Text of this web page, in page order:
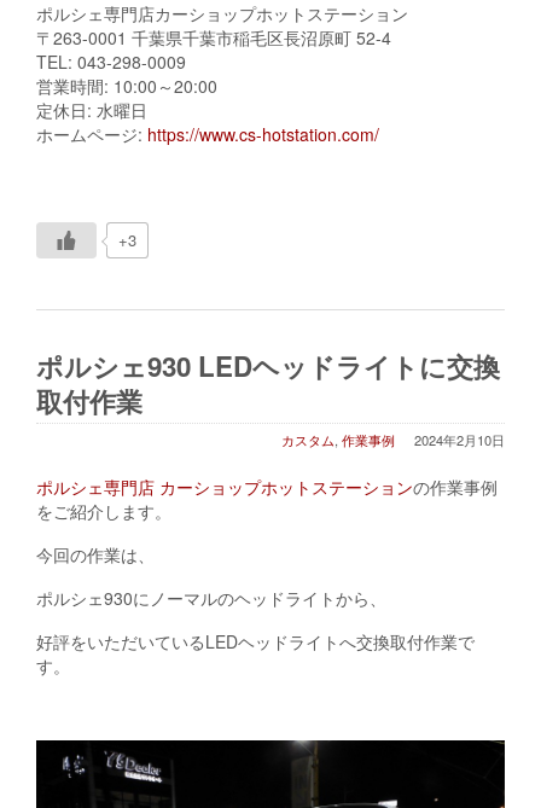
ポルシェ専門店カーショップホットステーション
〒263-0001 千葉県千葉市稲毛区長沼原町 52-4
TEL: 043-298-0009
営業時間: 10:00～20:00
定休日: 水曜日
ホームページ: https://www.cs-hotstation.com/
+3
ポルシェ930 LEDヘッドライトに交換
取付作業
2024年2月10日
カスタム, 作業事例
ポルシェ専門店 カーショップホットステーションの作業事例
をご紹介します。
今回の作業は、
ポルシェ930にノーマルのヘッドライトから、
好評をいただいているLEDヘッドライトへ交換取付作業で
す。